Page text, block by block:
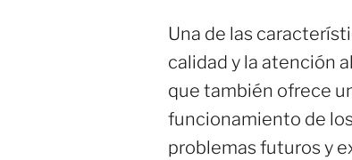
Una de las
calidad y la atención
que también ofrece
funcionamiento de
problemas futuros y